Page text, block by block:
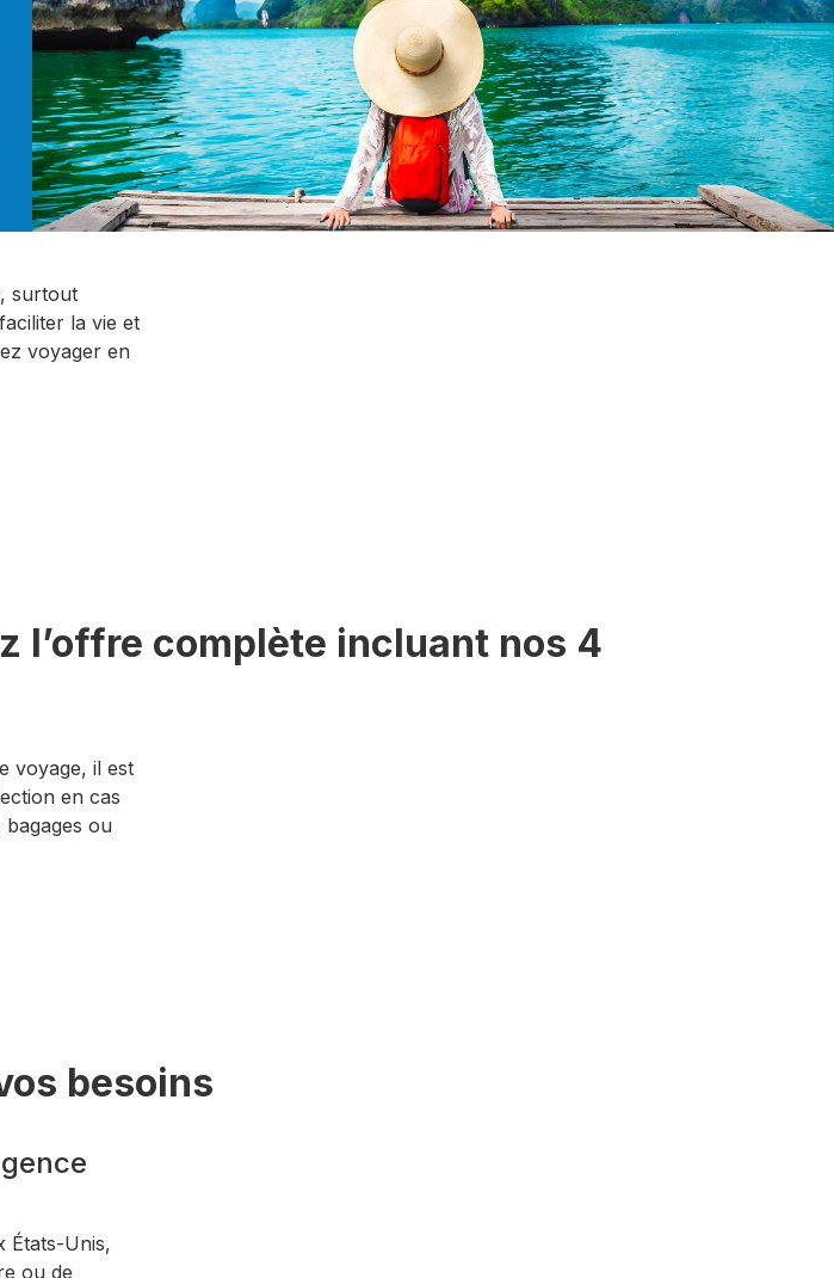
surtout
la vie et
voyager en
l’offre complète incluant nos 4
voyage, il est
en cas
ou
besoins
États-Unis,
ou de